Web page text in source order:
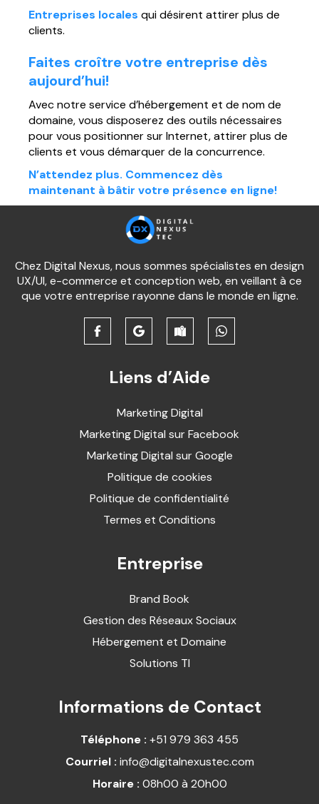
Entreprises locales qui désirent attirer plus de
clients.
Faites croître votre entreprise dès
aujourd’hui!
Avec notre service d’hébergement et de nom de
domaine, vous disposerez des outils nécessaires
pour vous positionner sur Internet, attirer plus de
clients et vous démarquer de la concurrence.
N’attendez plus. Commencez dès
maintenant à bâtir votre présence en ligne!
Chez Digital Nexus, nous sommes spécialistes en design
UX/UI, e-commerce et conception web, en veillant à ce
que votre entreprise rayonne dans le monde en ligne.
Liens d’Aide
Marketing Digital
Marketing Digital sur Facebook
Marketing Digital sur Google
Politique de cookies
Politique de confidentialité
Termes et Conditions
Entreprise
Brand Book
Gestion des Réseaux Sociaux
Hébergement et Domaine
Solutions TI
Informations de Contact
Téléphone : +51 979 363 455
Courriel : info@digitalnexustec.com
Horaire : 08h00 à 20h00